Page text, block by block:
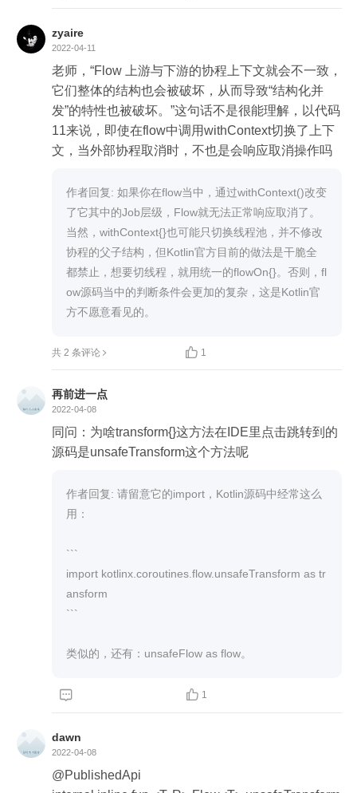
zyaire
2022-04-11
老师，“Flow 上游与下游的协程上下文就会不一致，
它们整体的结构也会被破坏，从而导致“结构化并
发”的特性也被破坏。”这句话不是很能理解，以代码
11来说，即使在flow中调用withContext切换了上下
文，当外部协程取消时，不也是会响应取消操作吗
作者回复: 如果你在flow当中，通过withContext()改变
了它其中的Job层级，Flow就无法正常响应取消了。
当然，withContext{}也可能只切换线程池，并不修改
协程的父子结构，但Kotlin官方目前的做法是干脆全
都禁止，想要切线程，就用统一的flowOn{}。否则，fl
ow源码当中的判断条件会更加的复杂，这是Kotlin官
方不愿意看见的。
共 2 条评论  1
再前进一点
2022-04-08
同问：为啥transform{}这方法在IDE里点击跳转到的
源码是unsafeTransform这个方法呢
作者回复: 请留意它的import，Kotlin源码中经常这么
用：
```
import kotlinx.coroutines.flow.unsafeTransform as tr
ansform
```
类似的，还有：unsafeFlow as flow。
  1
dawn
2022-04-08
@PublishedApi